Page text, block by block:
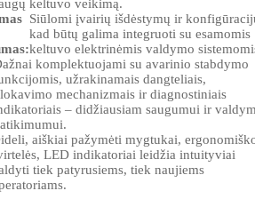
keltuvo veikimą.
Siūlomi įvairių išdėstymų ir
kad būtų galima integruoti su esamomis
keltuvo elektrinėmis valdymo
komplektuojami su avarinio stabdymo
užrakinamais dangteliais,
mechanizmais ir diagnostiniais
– didžiausiam saugumui ir
aiškiai pažymėti mygtukai,
LED indikatoriai leidžia intuityviai
tiek patyrusiems, tiek naujiems